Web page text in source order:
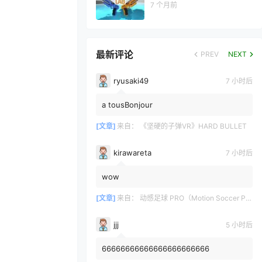
7 个月前
最新评论 PREV NEXT
ryusaki49 7 小时后
a tousBonjour
[文章] 来自： 《坚硬的子弹VR》HARD BULLET
kirawareta 7 小时后
wow
[文章] 来自： 动感足球 PRO（Motion Soccer PRO）
jjj 5 小时后
66666666666666666666666